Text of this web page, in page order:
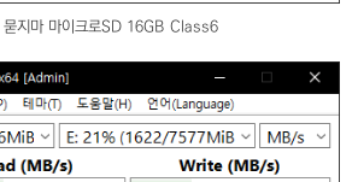
묻지마 마이크로SD 16GB Class6